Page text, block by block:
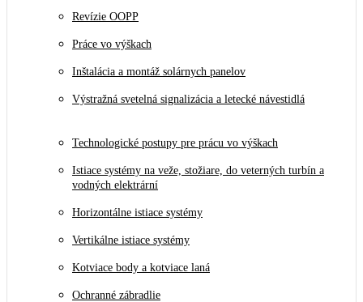
Revízie OOPP
Práce vo výškach
Inštalácia a montáž solárnych panelov
Výstražná svetelná signalizácia a letecké návestidlá
Technologické postupy pre prácu vo výškach
Istiace systémy na veže, stožiare, do veterných turbín a
vodných elektrární
Horizontálne istiace systémy
Vertikálne istiace systémy
Kotviace body a kotviace laná
Ochranné zábradlie